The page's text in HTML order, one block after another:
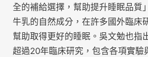
全的補給選擇，幫助提升睡眠品質
牛乳的自然成分，在許多國外臨床
幫助取得更好的睡眠。吳文勉也指
超過20年臨床研究，包含各項實驗